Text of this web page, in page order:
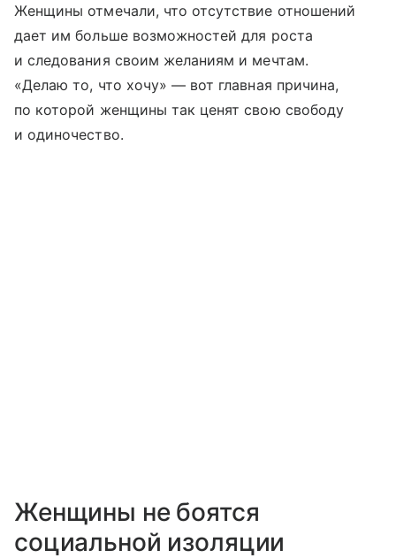
Женщины отмечали, что отсутствие отношений
дает им больше возможностей для роста
и следования своим желаниям и мечтам.
«Делаю то, что хочу» — вот главная причина,
по которой женщины так ценят свою свободу
и одиночество.
Женщины не боятся
социальной изоляции